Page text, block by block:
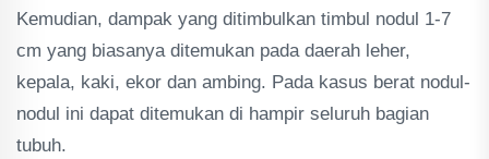
Kemudian, dampak yang ditimbulkan timbul nodul 1-7
cm yang biasanya ditemukan pada daerah leher,
kepala, kaki, ekor dan ambing. Pada kasus berat nodul-
nodul ini dapat ditemukan di hampir seluruh bagian
tubuh.